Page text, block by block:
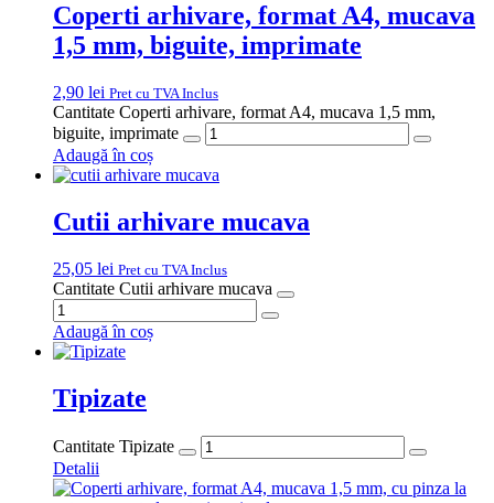
Coperti arhivare, format A4, mucava
1,5 mm, biguite, imprimate
2,90 lei Pret cu TVA Inclus
Cantitate Coperti arhivare, format A4, mucava 1,5 mm,
biguite, imprimate
Adaugă în coș
Cutii arhivare mucava
25,05 lei Pret cu TVA Inclus
Cantitate Cutii arhivare mucava
Adaugă în coș
Tipizate
Cantitate Tipizate
Detalii